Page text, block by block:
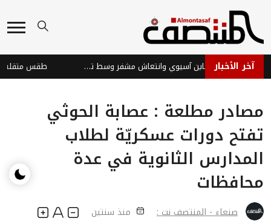
آخر الأخبار الأسواق العالمية: تباين آسيوي وانتعاش مشفر وسط تحديات
مصادر مطلعة : عصابة الحوثي
تفتح دورات عسكريّة لطلاب
المدارس الثانوية في عدة
محافظات
صنعاء - المنتصف نت : منذ سنتين